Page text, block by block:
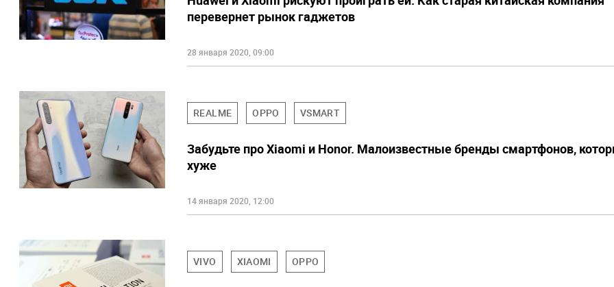
перевернет рынок гаджетов
28 января 2020, 09:00
REALME OPPO VSMART
Забудьте про Xiaomi и Honor. Малоизвестные бренды смартфонов,
хуже
14 января 2020, 12:00
VIVO XIAOMI OPPO